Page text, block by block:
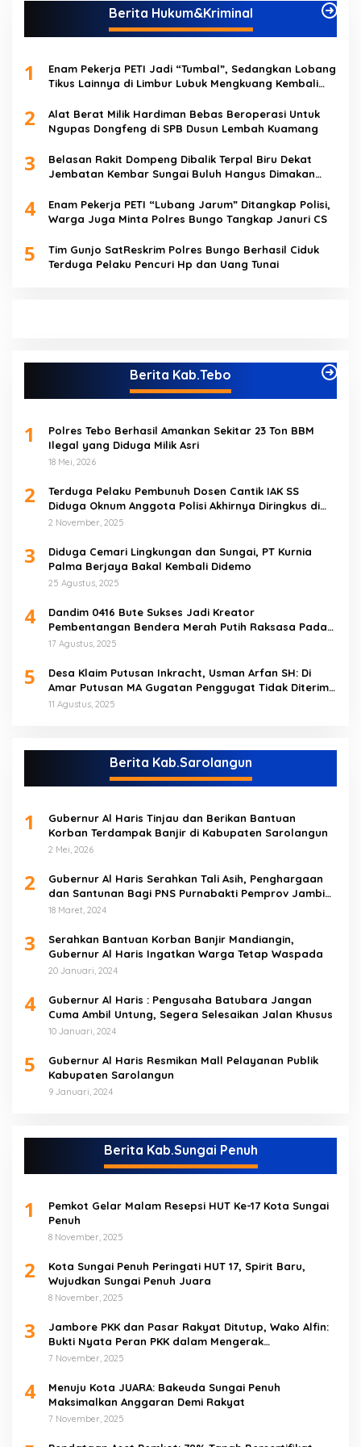
Berita Hukum&Kriminal
1
Enam Pekerja PETI Jadi “Tumbal”, Sedangkan Lobang
Tikus Lainnya di Limbur Lubuk Mengkuang Kembali
2
Alat Berat Milik Hardiman Bebas Beroperasi Untuk
Ngupas Dongfeng di SPB Dusun Lembah Kuamang
3
Belasan Rakit Dompeng Dibalik Terpal Biru Dekat
Jembatan Kembar Sungai Buluh Hangus Dimakan
4
Enam Pekerja PETI “Lubang Jarum” Ditangkap Polisi,
Warga Juga Minta Polres Bungo Tangkap Januri CS
5
Tim Gunjo SatReskrim Polres Bungo Berhasil Ciduk
Terduga Pelaku Pencuri Hp dan Uang Tunai
Berita Kab.Tebo
1
Polres Tebo Berhasil Amankan Sekitar 23 Ton BBM
Ilegal yang Diduga Milik Asri
18 Mei, 2026
2
Terduga Pelaku Pembunuh Dosen Cantik IAK SS
Diduga Oknum Anggota Polisi Akhirnya Diringkus di
Tebo Tengah
2 November, 2025
3
Diduga Cemari Lingkungan dan Sungai, PT Kurnia
Palma Berjaya Bakal Kembali Didemo
25 Agustus, 2025
4
Dandim 0416 Bute Sukses Jadi Kreator
Pembentangan Bendera Merah Putih Raksasa Pada
Peringatan HUT RI ke 80 di Tebo
17 Agustus, 2025
5
Desa Klaim Putusan Inkracht, Usman Arfan SH: Di
Amar Putusan MA Gugatan Penggugat Tidak Diterima
(NO)
11 Agustus, 2025
Berita Kab.Sarolangun
1
Gubernur Al Haris Tinjau dan Berikan Bantuan
Korban Terdampak Banjir di Kabupaten Sarolangun
2 Mei, 2026
2
Gubernur Al Haris Serahkan Tali Asih, Penghargaan
dan Santunan Bagi PNS Purnabakti Pemprov Jambi
Yang Berada di Sarolangun
18 Maret, 2024
3
Serahkan Bantuan Korban Banjir Mandiangin,
Gubernur Al Haris Ingatkan Warga Tetap Waspada
20 Januari, 2024
4
Gubernur Al Haris : Pengusaha Batubara Jangan
Cuma Ambil Untung, Segera Selesaikan Jalan Khusus
10 Januari, 2024
5
Gubernur Al Haris Resmikan Mall Pelayanan Publik
Kabupaten Sarolangun
9 Januari, 2024
Berita Kab.Sungai Penuh
1
Pemkot Gelar Malam Resepsi HUT Ke-17 Kota Sungai
Penuh
8 November, 2025
2
Kota Sungai Penuh Peringati HUT 17, Spirit Baru,
Wujudkan Sungai Penuh Juara
8 November, 2025
3
Jambore PKK dan Pasar Rakyat Ditutup, Wako Alfin:
Bukti Nyata Peran PKK dalam Mengerak
Perekonomian Masyarakat
7 November, 2025
4
Menuju Kota JUARA: Bakeuda Sungai Penuh
Maksimalkan Anggaran Demi Rakyat
7 November, 2025